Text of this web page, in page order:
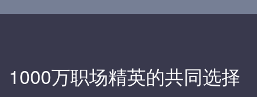
1000万职场精英的共同选择